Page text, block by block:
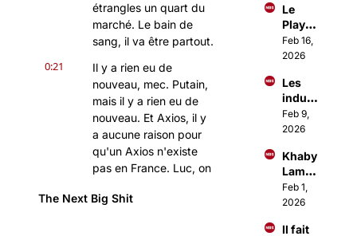
étrangles un quart du
marché. Le bain de
sang, il va être partout.
0:21
Il y a rien eu de
nouveau, mec. Putain,
mais il y a rien eu de
nouveau. Et Axios, il y
a aucune raison pour
qu'un Axios n'existe
pas en France. Luc, on
The Next Big Shit
e les
1% ?
Le
Playb
ook
d'Ous
Amma
r pour
lancer
des
ess à
+1M€
Feb 16,
2026
Les
indust
ries
qui
décoll
er en
2026
Feb 9,
2026
Khaby
Lame
vend
sa
1Mds$
Feb 1,
2026
Il fait